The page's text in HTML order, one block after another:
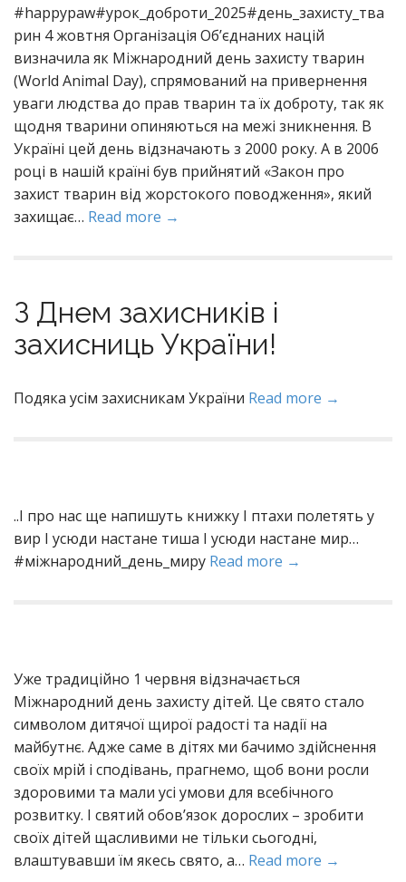
#happypaw#урок_доброти_2025#день_захисту_тва
рин 4 жовтня Організація Об’єднаних націй
визначила як Міжнародний день захисту тварин
(World Animal Day), спрямований на привернення
уваги людства до прав тварин та їх доброту, так як
щодня тварини опиняються на межі зникнення. В
Україні цей день відзначають з 2000 року. А в 2006
році в нашій країні був прийнятий «Закон про
захист тварин від жорстокого поводження», який
захищає… Read more →
З Днем захисників і
захисниць України!
Подяка усім захисникам України Read more →
..І про нас ще напишуть книжку І птахи полетять у
вир І усюди настане тиша І усюди настане мир…
#міжнародний_день_миру Read more →
Уже традиційно 1 червня відзначається
Міжнародний день захисту дітей. Це свято стало
символом дитячої щирої радості та надії на
майбутнє. Адже саме в дітях ми бачимо здійснення
своїх мрій і сподівань, прагнемо, щоб вони росли
здоровими та мали усі умови для всебічного
розвитку. І святий обов’язок дорослих – зробити
своїх дітей щасливими не тільки сьогодні,
влаштувавши їм якесь свято, а… Read more →